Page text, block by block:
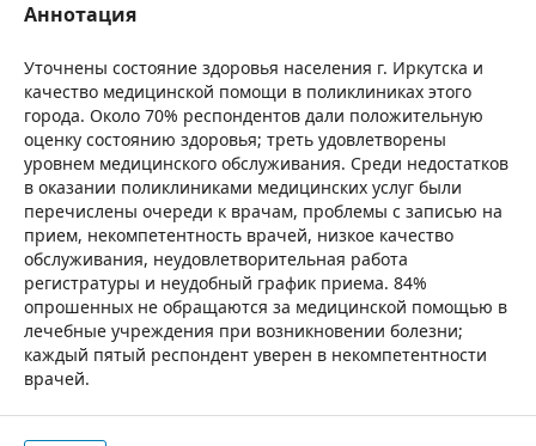
Аннотация
Уточнены состояние здоровья населения г. Иркутска и
качество медицинской помощи в поликлиниках этого
города. Около 70% респондентов дали положительную
оценку состоянию здоровья; треть удовлетворены
уровнем медицинского обслуживания. Среди недостатков
в оказании поликлиниками медицинских услуг были
перечислены очереди к врачам, проблемы с записью на
прием, некомпетентность врачей, низкое качество
обслуживания, неудовлетворительная работа
регистратуры и неудобный график приема. 84%
опрошенных не обращаются за медицинской помощью в
лечебные учреждения при возникновении болезни;
каждый пятый респондент уверен в некомпетентности
врачей.